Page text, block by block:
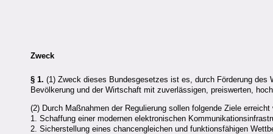
Zweck
§ 1. (1) Zweck dieses Bundesgesetzes ist es, durch Förderung des
Bevölkerung und der Wirtschaft mit zuverlässigen, preiswerten,
(2) Durch Maßnahmen der Regulierung sollen folgende Ziele erreicht
1. Schaffung einer modernen elektronischen
2. Sicherstellung eines chancengleichen und funktionsfähigen